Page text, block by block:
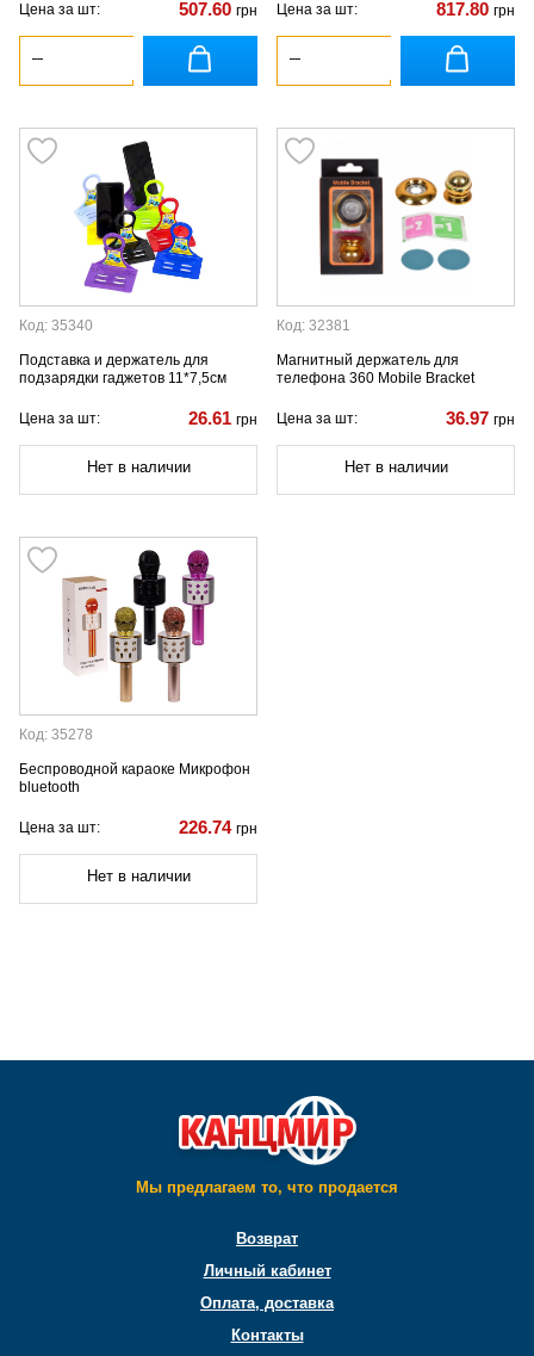
Цена за шт:
507.60 грн Цена за шт: 817.80 грн
Код: 35340
Подставка и держатель для
подзарядки гаджетов 11*7,5см
Цена за шт: 26.61 грн
Нет в наличии
Код: 32381
Магнитный держатель для
телефона 360 Mobile Bracket
Цена за шт: 36.97 грн
Нет в наличии
Код: 35278
Беспроводной караоке Микрофон
bluetooth
Цена за шт: 226.74 грн
Нет в наличии
Мы предлагаем то, что продается
Возврат
Личный кабинет
Оплата, доставка
Контакты